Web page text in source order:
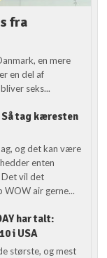
fra
en mere
en del af
seks...
Så tag kæresten
og det kan være
enten
Det vil det
WOW air gerne...
har talt:
i USA
største, og mest